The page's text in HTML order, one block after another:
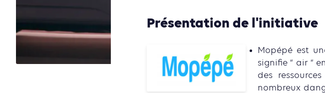
Présentation de l'initiative
Mopépé est
signifie “ air “
des
nombreux